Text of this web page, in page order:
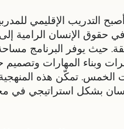
التدريب الإقليمي
في حقوق الإنسان الرامية
حيث يوفر البرنامج
وبناء المهارات
الخمس. تمكّن هذه
بشكل استراتيجي في